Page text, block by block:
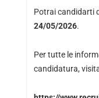
Potrai candidarti
24/05/2026.
Per tutte le
candidatura,